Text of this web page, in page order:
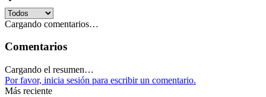
Cargando comentarios…
Comentarios
Cargando el resumen…
Por favor, inicia sesión para escribir un comentario.
Más reciente